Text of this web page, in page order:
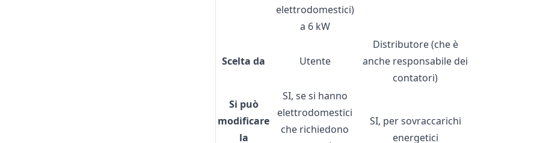
elettrodomestici)
a 6 kW
Scelta da Utente
Distributore (che è
anche responsabile dei
contatori)
Si può
modificare
la
SI, se si hanno
elettrodomestici
che richiedono
SI, per sovraccarichi
energetici